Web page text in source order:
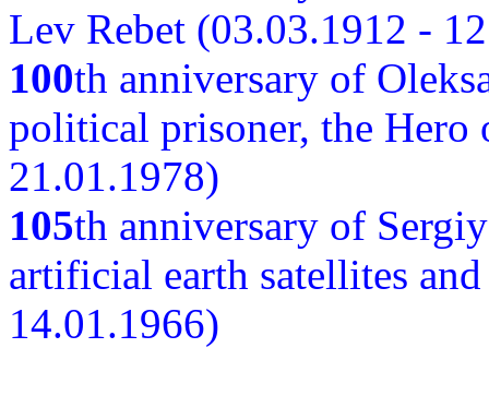
Lev Rebet (03.03.1912 -
100th anniversary of
political prisoner, the
21.01.1978)
105th anniversary of
artificial earth satellites
14.01.1966)